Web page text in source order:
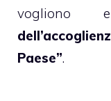
vogliono
Paese”.